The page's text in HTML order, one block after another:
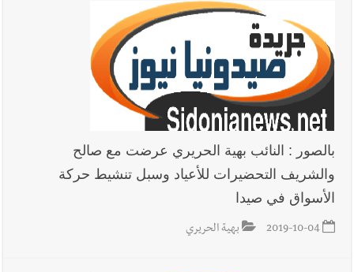
بالصور : النائب بهية الحريري عرضت مع صالح
والشريف التحضيرات للأعياد وسبل تنشيط حركة
الأسواق في صيدا
2019-10-04 بهية الحريري